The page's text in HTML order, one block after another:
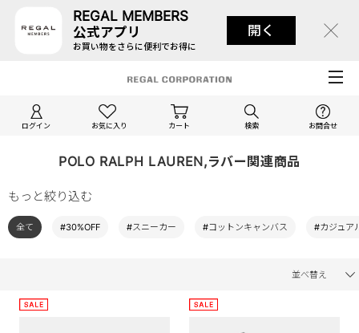
REGAL MEMBERS
公式アプリ
お買い物をさらに便利でお得に
開く
ログイン お気に入り カート 検索 お問合せ
POLO RALPH LAUREN,ラバー関連商品
もっと絞り込む
全て #30%OFF #スニーカー #コットンキャンバス #カジュア
並べ替え